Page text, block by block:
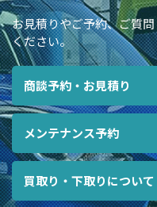
お見積りやご予約、ご質問
ください。
商談予約・お見積り
メンテナンス予約
買取り・下取りについて